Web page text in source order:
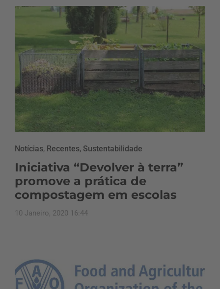
Notícias, Recentes, Sustentabilidade
Iniciativa “Devolver à terra”
promove a prática de
compostagem em escolas
10 Janeiro, 2020 16:44